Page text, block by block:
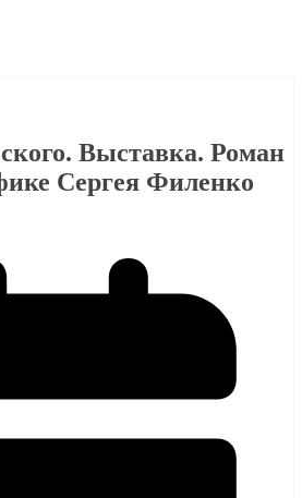
Выставка. Роман
Сергея Филенко